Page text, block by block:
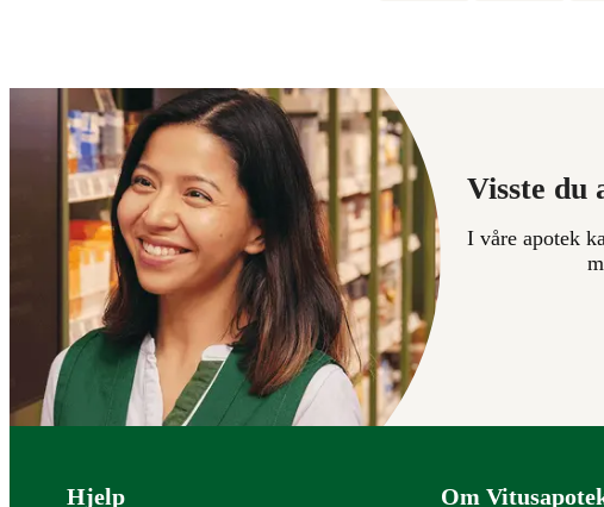
Visste du
I våre apotek
Bunntekst
Hjelp Om